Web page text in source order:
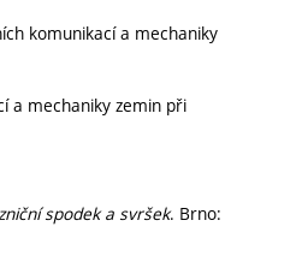
komunikací a mechaniky
a mechaniky zemin při
spodek a svršek. Brno: